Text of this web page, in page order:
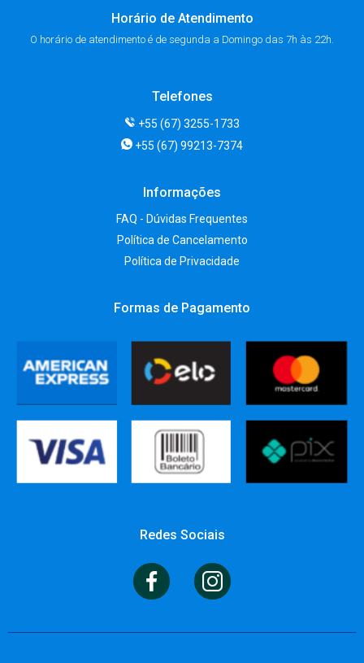
Horário de Atendimento
O horário de atendimento é de segunda a Domingo das 7h às 22h.
Telefones
+55 (67) 3255-1733
+55 (67) 99213-7374
Informações
FAQ - Dúvidas Frequentes
Política de Cancelamento
Política de Privacidade
Formas de Pagamento
Redes Sociais